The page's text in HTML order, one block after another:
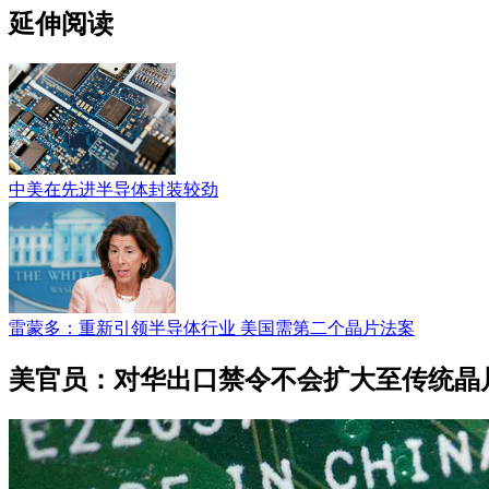
延伸阅读
中美在先进半导体封装较劲
雷蒙多：重新引领半导体行业 美国需第二个晶片法案
美官员：对华出口禁令不会扩大至传统晶